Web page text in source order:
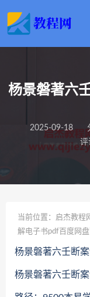
杨景磐著六
2025-09-18
评
当前位置： 启杰教程
解电子书pdf百度网
杨景磐著六壬断
杨景磐著六壬断